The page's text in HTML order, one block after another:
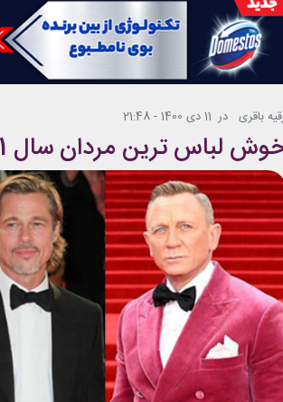
باقری در 11 دی 1400 - 21:48
لباس ترین مردان سال 2021 معرفی شدند